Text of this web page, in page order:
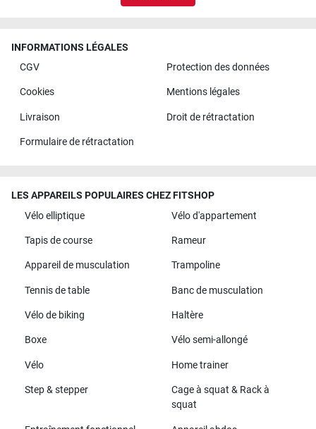
INFORMATIONS LÉGALES
CGV
Protection des données
Cookies Mentions légales
Livraison Droit de rétractation
Formulaire de rétractation
LES APPAREILS POPULAIRES CHEZ FITSHOP
Vélo elliptique
Vélo d'appartement
Tapis de course Rameur
Appareil de musculation Trampoline
Tennis de table Banc de musculation
Vélo de biking Haltère
Boxe Vélo semi-allongé
Vélo Home trainer
Step & stepper
Cage à squat & Rack à
squat